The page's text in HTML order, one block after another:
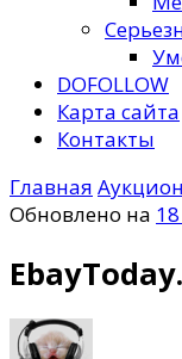
DOFOLLOW
Карта сайта
Контакты
Главная
Обновлено на